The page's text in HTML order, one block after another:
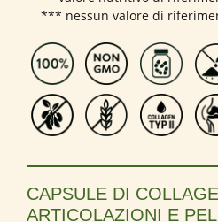
*** nessun valore di
CAPSULE DI
ARTICOLAZIONI E